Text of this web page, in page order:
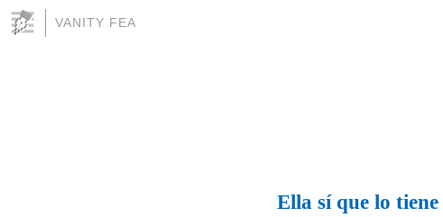
VANITY FEA
Ella sí que lo tiene